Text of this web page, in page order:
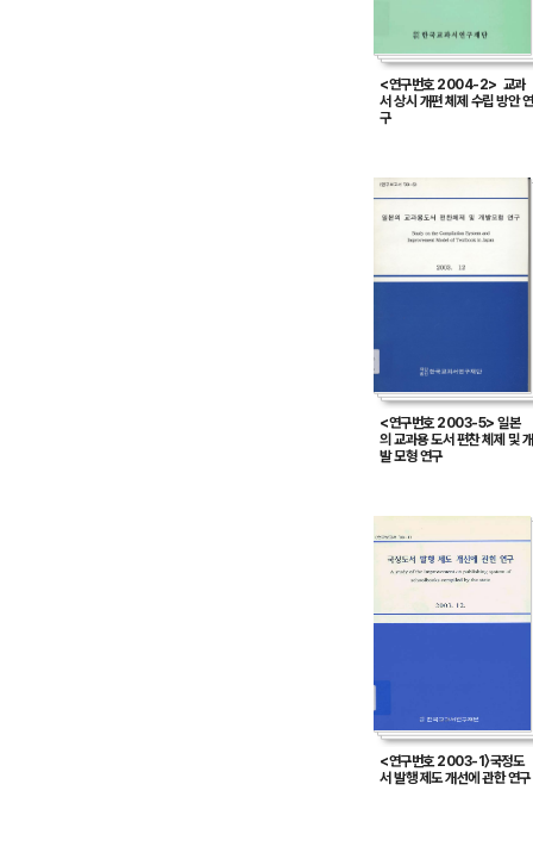
<연구번호 2004-2> 교과
서 상시 개편 체제 수립 방안 연
구
<연구번호 2003-5> 일본
의 교과용 도서 편찬 체제 및 개
발 모형 연구
<연구번호 2003-1〉국정도
서 발행 제도 개선에 관한 연구